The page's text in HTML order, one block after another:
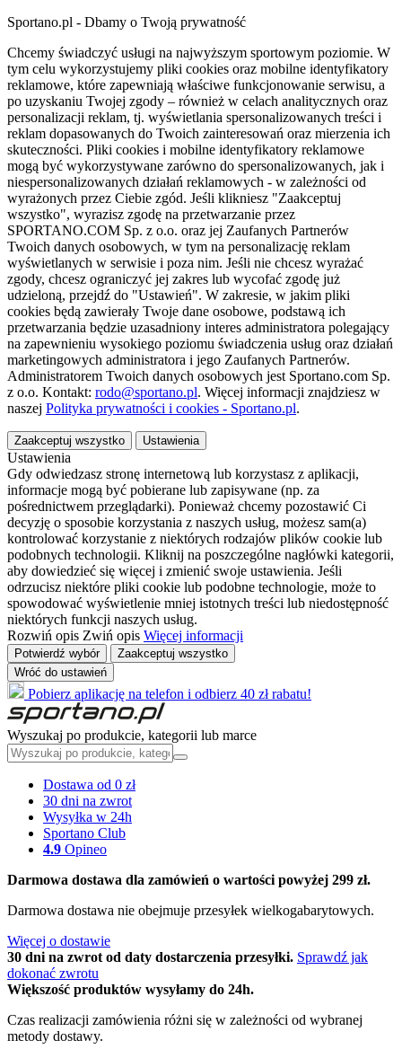
Sportano.pl - Dbamy o Twoją prywatność
Chcemy świadczyć usługi na najwyższym sportowym poziomie. W
tym celu wykorzystujemy pliki cookies oraz mobilne identyfikatory
reklamowe, które zapewniają właściwe funkcjonowanie serwisu, a
po uzyskaniu Twojej zgody – również w celach analitycznych oraz
personalizacji reklam, tj. wyświetlania spersonalizowanych treści i
reklam dopasowanych do Twoich zainteresowań oraz mierzenia ich
skuteczności. Pliki cookies i mobilne identyfikatory reklamowe
mogą być wykorzystywane zarówno do spersonalizowanych, jak i
niespersonalizowanych działań reklamowych - w zależności od
wyrażonych przez Ciebie zgód. Jeśli klikniesz "Zaakceptuj
wszystko", wyrazisz zgodę na przetwarzanie przez
SPORTANO.COM Sp. z o.o. oraz jej Zaufanych Partnerów
Twoich danych osobowych, w tym na personalizację reklam
wyświetlanych w serwisie i poza nim. Jeśli nie chcesz wyrażać
zgody, chcesz ograniczyć jej zakres lub wycofać zgodę już
udzieloną, przejdź do "Ustawień". W zakresie, w jakim pliki
cookies będą zawierały Twoje dane osobowe, podstawą ich
przetwarzania będzie uzasadniony interes administratora polegający
na zapewnieniu wysokiego poziomu świadczenia usług oraz działań
marketingowych administratora i jego Zaufanych Partnerów.
Administratorem Twoich danych osobowych jest Sportano.com Sp.
z o.o. Kontakt: rodo@sportano.pl. Więcej informacji znajdziesz w
naszej Polityka prywatności i cookies - Sportano.pl.
Zaakceptuj wszystko Ustawienia
Ustawienia
Gdy odwiedzasz stronę internetową lub korzystasz z aplikacji,
informacje mogą być pobierane lub zapisywane (np. za
pośrednictwem przeglądarki). Ponieważ chcemy pozostawić Ci
decyzję o sposobie korzystania z naszych usług, możesz sam(a)
kontrolować korzystanie z niektórych rodzajów plików cookie lub
podobnych technologii. Kliknij na poszczególne nagłówki kategorii,
aby dowiedzieć się więcej i zmienić swoje ustawienia. Jeśli
odrzucisz niektóre pliki cookie lub podobne technologie, może to
spowodować wyświetlenie mniej istotnych treści lub niedostępność
niektórych funkcji naszych usług.
Rozwiń opis Zwiń opis Więcej informacji
Potwierdź wybór
Zaakceptuj wszystko
Wróć do ustawień
Pobierz aplikację na telefon i odbierz 40 zł rabatu!
Wyszukaj po produkcie, kategorii lub marce
Dostawa od 0 zł
30 dni na zwrot
Wysyłka w 24h
Sportano Club
4.9 Opineo
Darmowa dostawa dla zamówień o wartości powyżej 299 zł.
Darmowa dostawa nie obejmuje przesyłek wielkogabarytowych.
Więcej o dostawie
30 dni na zwrot od daty dostarczenia przesyłki. Sprawdź jak
dokonać zwrotu
Większość produktów wysyłamy do 24h.
Czas realizacji zamówienia różni się w zależności od wybranej
metody dostawy.